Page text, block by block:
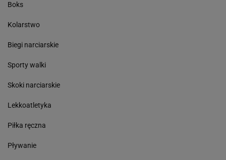
Boks
Kolarstwo
Biegi narciarskie
Sporty walki
Skoki narciarskie
Lekkoatletyka
Piłka ręczna
Pływanie